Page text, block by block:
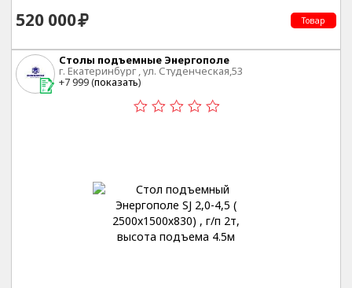
520 000 Товар
Столы подъемные Энергополе
г. Екатеринбург , ул. Студенческая,53
+7 999 (показать)